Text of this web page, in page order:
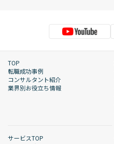
TOP
転職成功事例
コンサルタント紹介
業界別お役立ち情報
サービスTOP